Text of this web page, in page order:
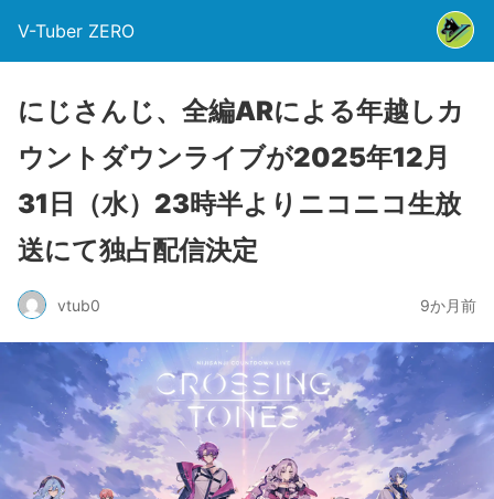
V-Tuber ZERO
にじさんじ、全編ARによる年越しカ
ウントダウンライブが2025年12月
31日（水）23時半よりニコニコ生放
送にて独占配信決定
vtub0 9か月前